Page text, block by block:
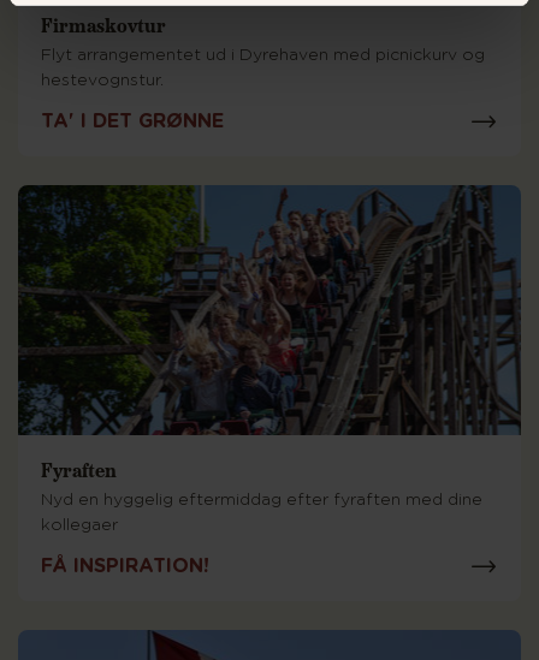
Firmaskovtur
Flyt arrangementet ud i Dyrehaven med picnickurv og
hestevognstur.
TA' I DET GRØNNE
Fyraften
Nyd en hyggelig eftermiddag efter fyraften med dine
kollegaer
FÅ INSPIRATION!